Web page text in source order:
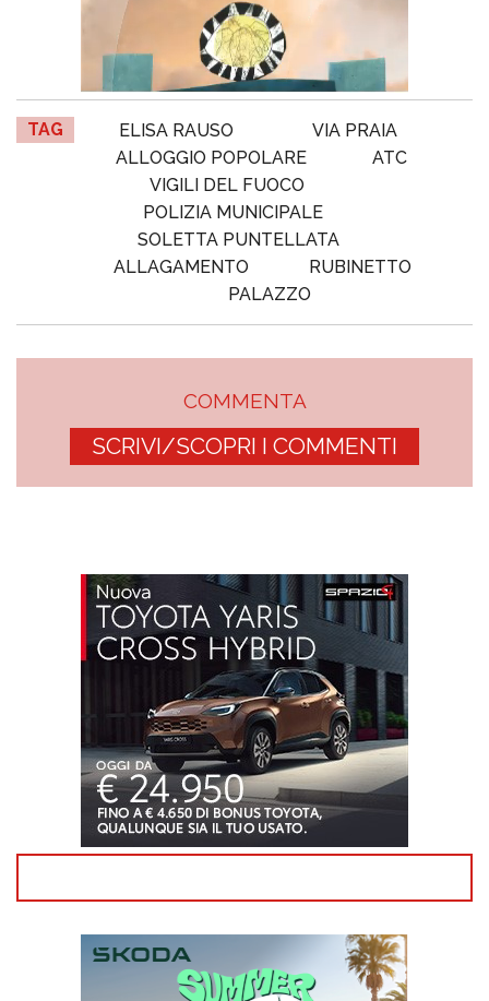
TAG ELISA RAUSO
VIA PRAIA
ALLOGGIO POPOLARE
ATC
VIGILI DEL FUOCO
POLIZIA MUNICIPALE
SOLETTA PUNTELLATA
ALLAGAMENTO
RUBINETTO
PALAZZO
COMMENTA
SCRIVI/SCOPRI I COMMENTI